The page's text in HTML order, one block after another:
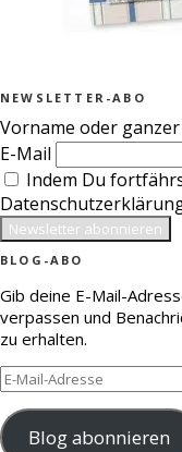
NEWSLETTER-ABO
Vorname oder
E-Mail
Indem Du
BLOG-ABO
Gib deine E-Mail-
verpassen und
zu erhalten.
E-
Mail-
Adresse
Blog abonnieren